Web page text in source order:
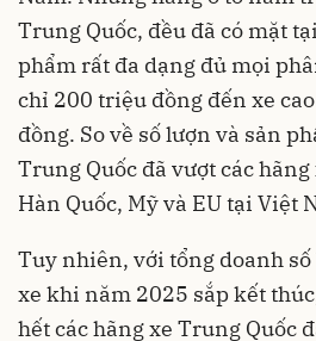
Trung Quốc, đều đã có mặt
phẩm rất đa dạng đủ mọi
chỉ 200 triệu đồng đến xe
đồng. So về số lượn và sản
Trung Quốc đã vượt các
Hàn Quốc, Mỹ và EU tại Việt
Tuy nhiên, với tổng doanh
xe khi năm 2025 sắp kết
hết các hãng xe Trung Quốc